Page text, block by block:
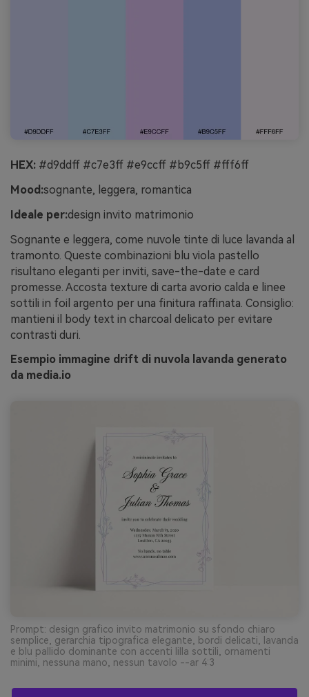
HEX: #d9ddff #c7e3ff #e9ccff #b9c5ff #fff6ff
Mood:sognante, leggera, romantica
Ideale per:design invito matrimonio
Sognante e leggera, come nuvole tinte di luce lavanda al
tramonto. Queste combinazioni blu viola pastello
risultano eleganti per inviti, save-the-date e card
promesse. Accosta texture di carta avorio calda e linee
sottili in foil argento per una finitura raffinata. Consiglio:
mantieni il body text in charcoal delicato per evitare
contrasti duri.
Esempio immagine drift di nuvola lavanda generato
da media.io
Prompt: design grafico invito matrimonio su sfondo chiaro
semplice, gerarchia tipografica elegante, bordi delicati, lavanda
e blu pallido dominante con accenti lilla sottili, ornamenti
minimi, nessuna mano, nessun tavolo --ar 4:3